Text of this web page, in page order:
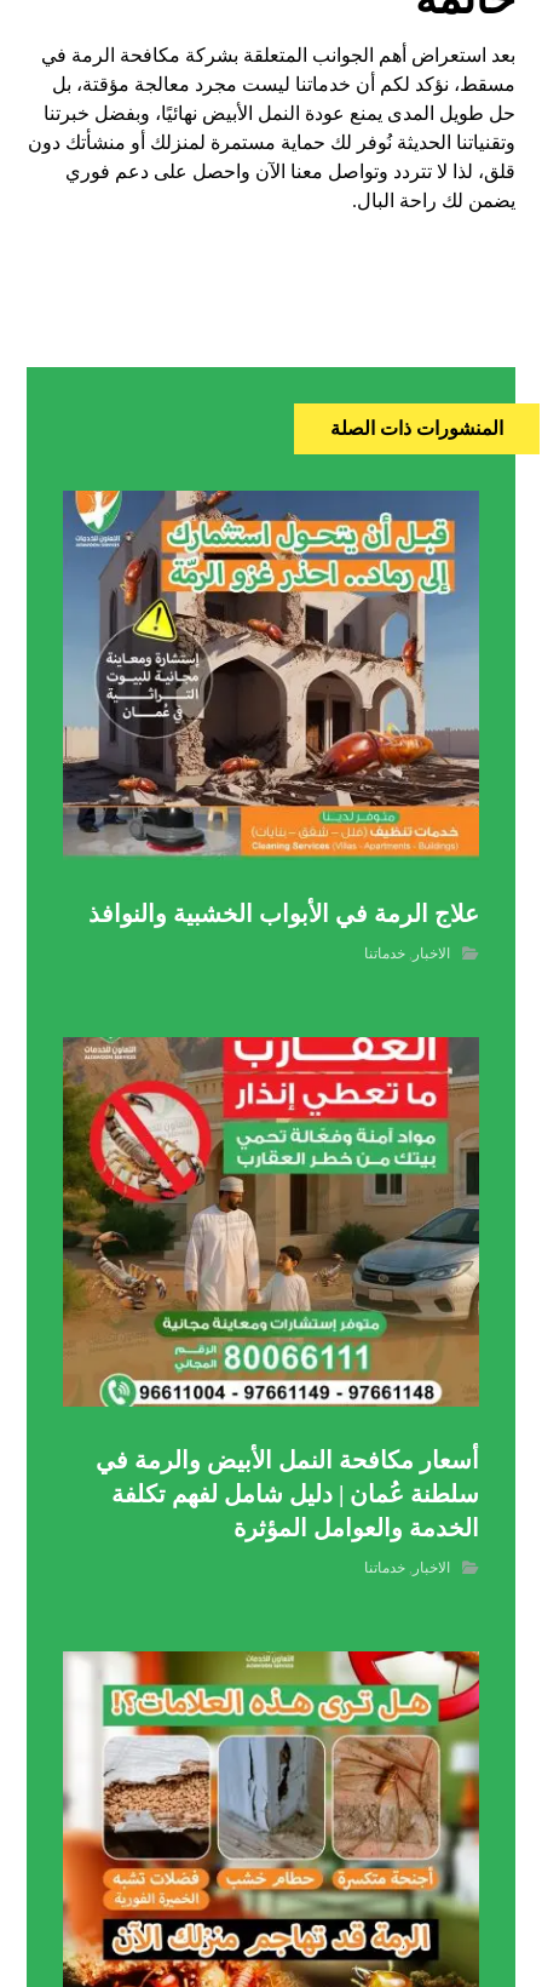
بعد استعراض أهم الجوانب المتعلقة بشركة مكافحة الرمة في
مسقط، نؤكد لكم أن خدماتنا ليست مجرد معالجة مؤقتة، بل
حل طويل المدى يمنع عودة النمل الأبيض نهائيًا، وبفضل خبرتنا
وتقنياتنا الحديثة نُوفر لك حماية مستمرة لمنزلك أو منشأتك دون
قلق، لذا لا تتردد وتواصل معنا الآن واحصل على دعم فوري
يضمن لك راحة البال.
المنشورات ذات الصلة
علاج الرمة في الأبواب الخشبية والنوافذ
الاخبار ,خدماتنا
أسعار مكافحة النمل الأبيض والرمة في
سلطنة عُمان | دليل شامل لفهم تكلفة
الخدمة والعوامل المؤثرة
الاخبار ,خدماتنا